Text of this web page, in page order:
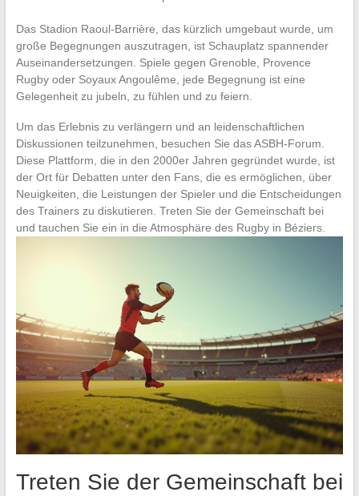
Das Stadion Raoul-Barrière, das kürzlich umgebaut wurde, um
große Begegnungen auszutragen, ist Schauplatz spannender
Auseinandersetzungen. Spiele gegen Grenoble, Provence
Rugby oder Soyaux Angoulême, jede Begegnung ist eine
Gelegenheit zu jubeln, zu fühlen und zu feiern.
Um das Erlebnis zu verlängern und an leidenschaftlichen
Diskussionen teilzunehmen, besuchen Sie das ASBH-Forum.
Diese Plattform, die in den 2000er Jahren gegründet wurde, ist
der Ort für Debatten unter den Fans, die es ermöglichen, über
Neuigkeiten, die Leistungen der Spieler und die Entscheidungen
des Trainers zu diskutieren. Treten Sie der Gemeinschaft bei
und tauchen Sie ein in die Atmosphäre des Rugby in Béziers.
Treten Sie der Gemeinschaft bei